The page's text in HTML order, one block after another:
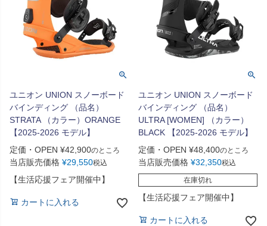
ユニオン UNION スノーボード
バインディング （品名）
STRATA （カラー）ORANGE
【2025-2026 モデル】
定価・OPEN ¥42,900のところ
当店販売価格 ¥29,550税込
【生活応援フェア開催中】
カートに入れる
ユニオン UNION スノーボード
バインディング （品名）
ULTRA [WOMEN] （カラー）
BLACK 【2025-2026 モデル】
定価・OPEN ¥48,400のところ
当店販売価格 ¥32,350税込
在庫切れ
【生活応援フェア開催中】
カートに入れる